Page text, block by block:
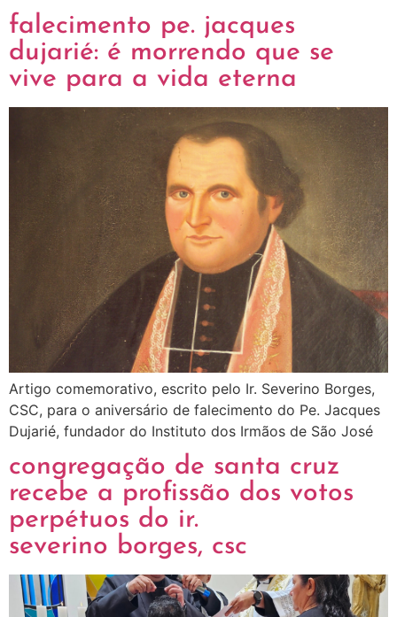
falecimento pe. jacques
dujarié: é morrendo que se
vive para a vida eterna
Artigo comemorativo, escrito pelo Ir. Severino Borges,
CSC, para o aniversário de falecimento do Pe. Jacques
Dujarié, fundador do Instituto dos Irmãos de São José
congregação de santa cruz
recebe a profissão dos votos
perpétuos do ir.
severino borges, csc